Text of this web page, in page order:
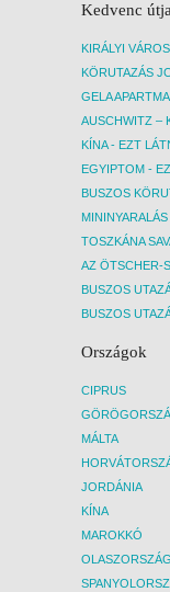
Kedvenc
Országok
CIPRUS
MÁLTA
JORDÁNIA
KÍNA
MAROKKÓ
OLASZORSZÁG